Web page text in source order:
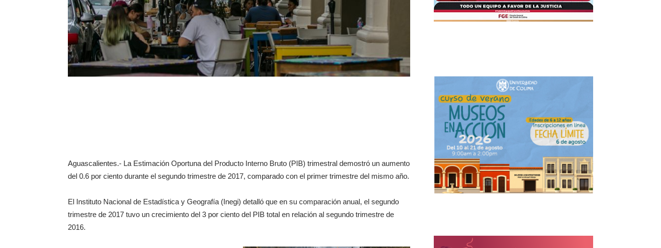
Aguascalientes.- La Estimación Oportuna del Producto Interno Bruto (PIB) trimestral demostró un aumento
del 0.6 por ciento durante el segundo trimestre de 2017, comparado con el primer trimestre del mismo año.
El Instituto Nacional de Estadística y Geografía (Inegi) detalló que en su comparación anual, el segundo
trimestre de 2017 tuvo un crecimiento del 3 por ciento del PIB total en relación al segundo trimestre de
2016.